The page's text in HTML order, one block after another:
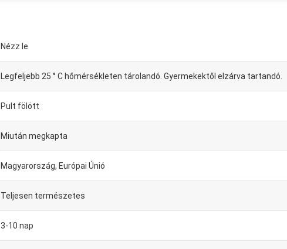
Nézz le
Legfeljebb 25 ° C hőmérsékleten tárolandó. Gyermekektől elzárva tartandó.
Pult fölött
Miután megkapta
Magyarország, Európai Únió
Teljesen természetes
3-10 nap